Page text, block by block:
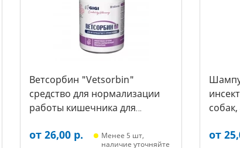
Ветсорбин "Vetsorbin"
средство для нормализации
работы кишечника для
от 26,00 р.
Менее 5 шт,
наличие уточняйте
от